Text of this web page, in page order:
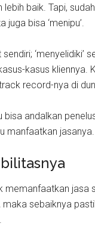
baik. Tapi,
bisa ‘menipu’.
‘menyelidiki’
kasus kliennya.
record-nya di
andalkan
manfaatkan jasanya.
jasa
sebaiknya